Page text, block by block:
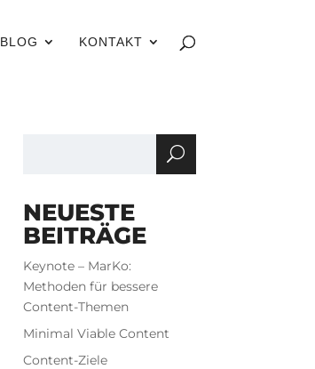
BLOG KONTAKT
NEUESTE
BEITRÄGE
Keynote – MarKo:
Methoden für bessere
Content-Themen
Minimal Viable Content
Content-Ziele